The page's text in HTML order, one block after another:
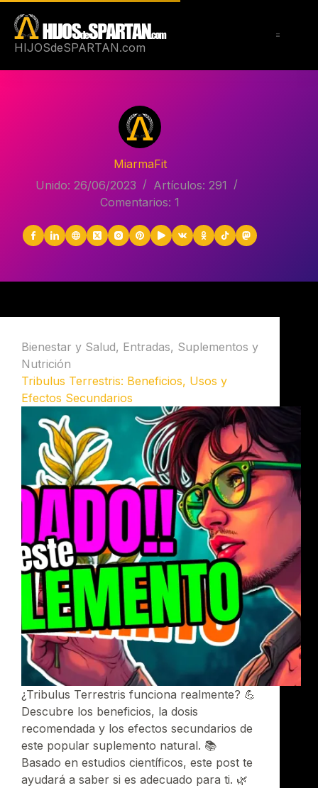
contenido
HIJOSdeSPARTAN.com
MiarmaFit
Unido: 26/06/2023
Artículos: 291
Comentarios: 1
Bienestar y Salud, Entradas, Suplementos y
Nutrición
Tribulus Terrestris: Beneficios, Usos y
Efectos Secundarios
¿Tribulus Terrestris funciona realmente? 💪
Descubre los beneficios, la dosis
recomendada y los efectos secundarios de
este popular suplemento natural. 📚
Basado en estudios científicos, este post te
ayudará a saber si es adecuado para ti. 🌿